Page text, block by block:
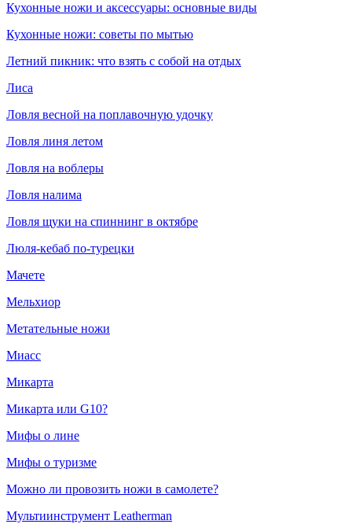
Кухонные ножи и аксессуары: основные виды
Кухонные ножи: советы по мытью
Летний пикник: что взять с собой на отдых
Лиса
Ловля весной на поплавочную удочку
Ловля линя летом
Ловля на воблеры
Ловля налима
Ловля щуки на спиннинг в октябре
Люля-кебаб по-турецки
Мачете
Мельхиор
Метательные ножи
Миасс
Микарта
Микарта или G10?
Мифы о лине
Мифы о туризме
Можно ли провозить ножи в самолете?
Мультиинструмент Leatherman